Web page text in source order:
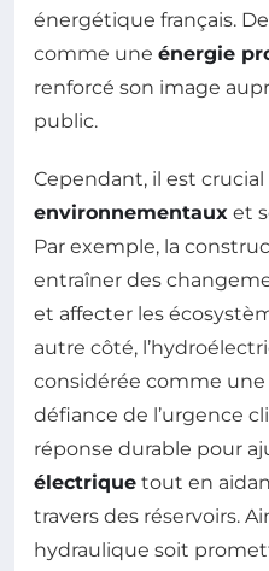
énergétique français.
comme une énergie
renforcé son image
public.
Cependant, il est crucial
environnementaux et
Par exemple, la
entraîner des
et affecter les
autre côté,
considérée comme une
défiance de l’urgence
réponse durable pour
électrique tout en
travers des réservoirs.
hydraulique soit